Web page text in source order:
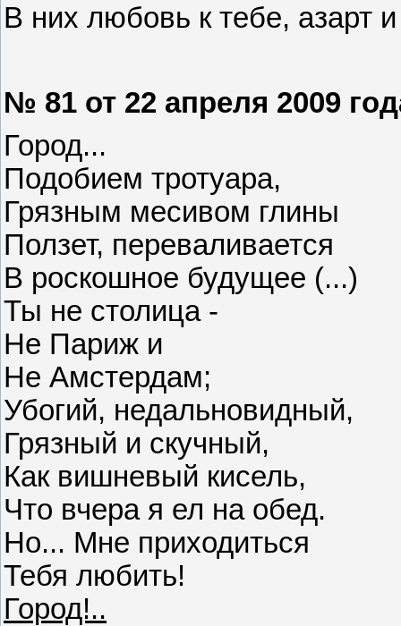
В них любовь к тебе, азарт
№ 81 от 22 апреля 2009
Город...
Подобием тротуара,
Грязным месивом глины
Ползет, переваливается
В роскошное будущее (...)
Ты не столица -
Не Париж и
Не Амстердам;
Убогий, недальновидный,
Грязный и скучный,
Как вишневый кисель,
Что вчера я ел на обед.
Но... Мне приходиться
Тебя любить!
Город!..